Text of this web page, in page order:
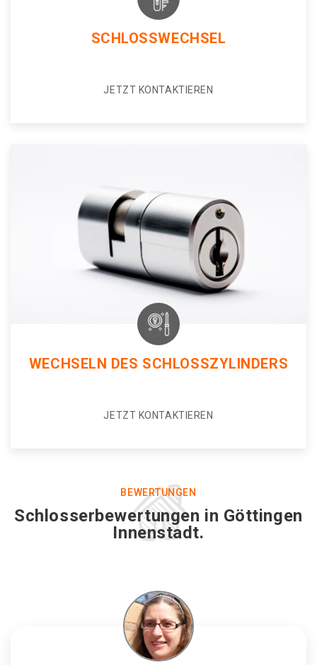
SCHLOSSWECHSEL
JETZT KONTAKTIEREN
WECHSELN DES SCHLOSSZYLINDERS
JETZT KONTAKTIEREN
BEWERTUNGEN
Schlosserbewertungen in Göttingen
Innenstadt.